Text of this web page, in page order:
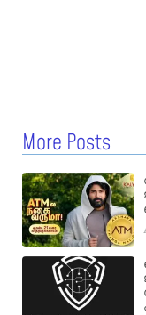
More Posts